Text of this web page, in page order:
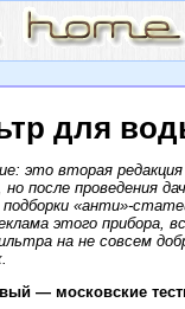
для
это вторая
но после проведения
«анти»-
этого
на не совсем
— московские